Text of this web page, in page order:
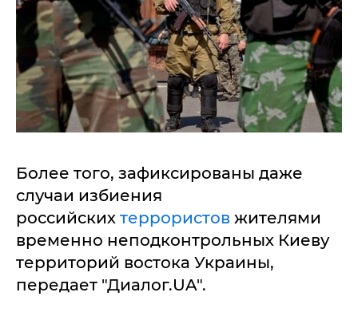
Более того, зафиксированы даже
случаи избиения
российских террористов жителями
временно неподконтрольных Киеву
территорий востока Украины,
передает "Диалог.UA".